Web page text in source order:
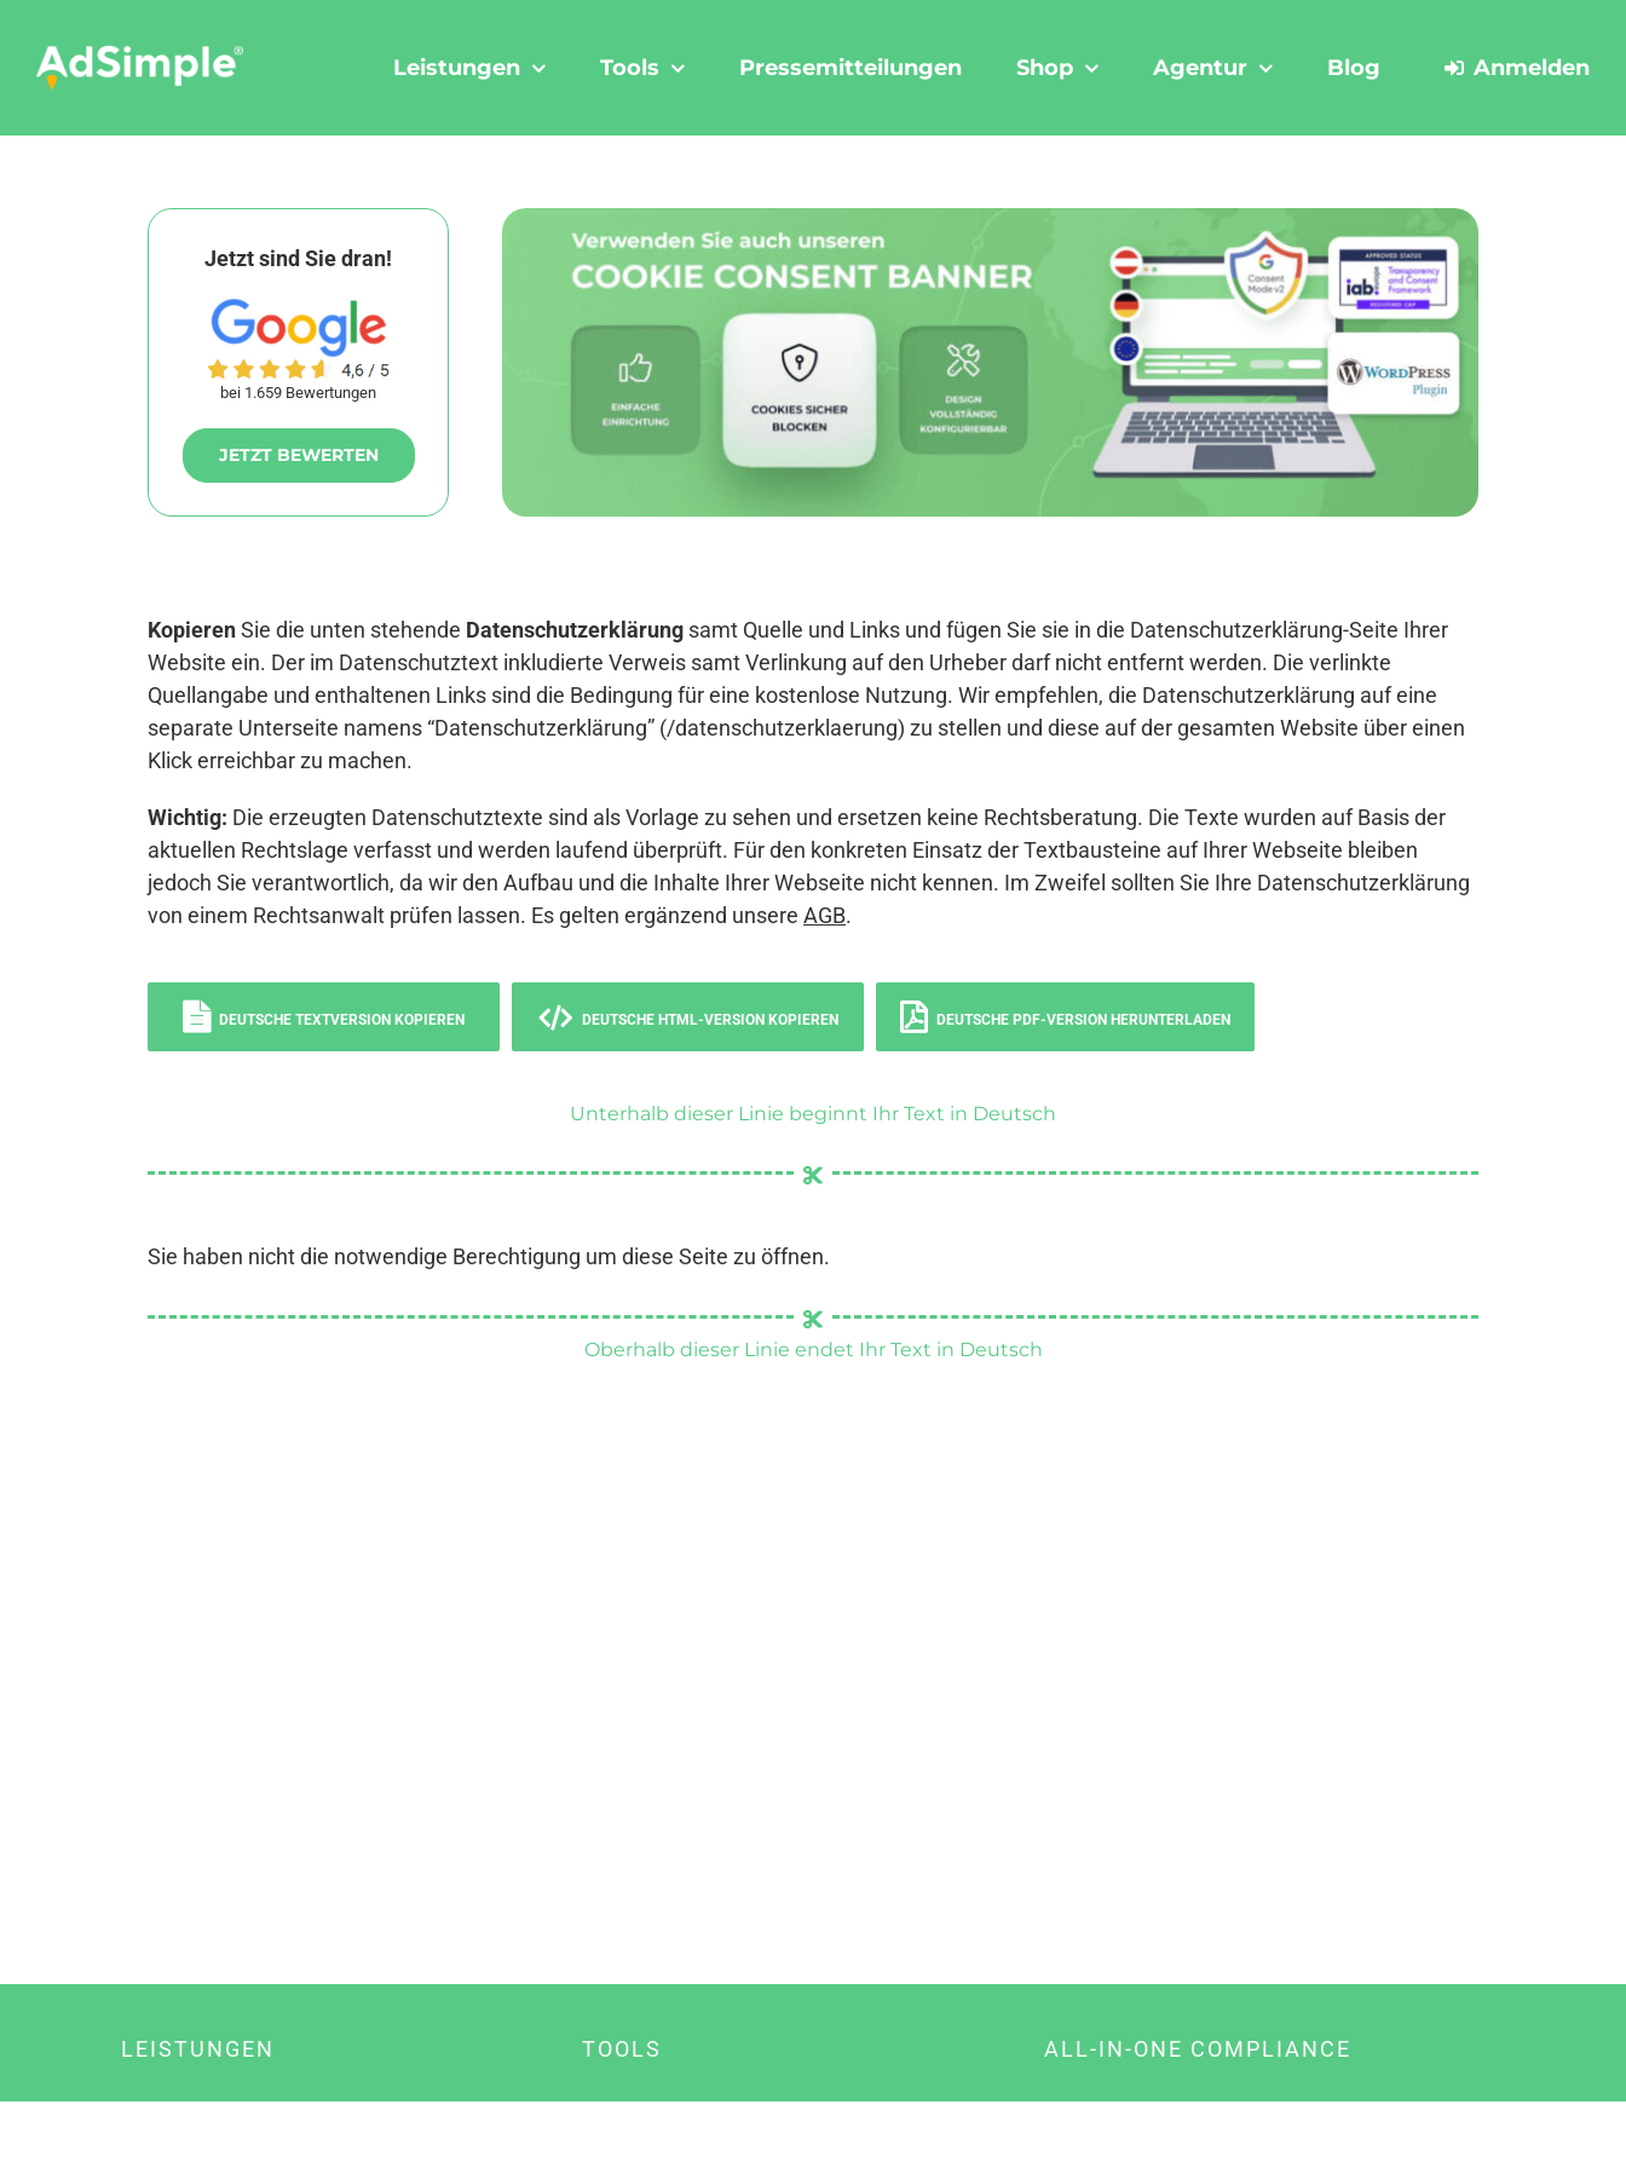
content
Leistungen Tools Pressemitteilungen Shop Agentur Blog Anmelden
Jetzt sind Sie dran!
bei 1.659 Bewertungen
JETZT BEWERTEN
KopierenSie die unten stehende Datenschutzerklärung samt Quelle und Links und fügen Sie sie in die Datenschutzerklärung-Seite Ihrer
Website ein. Der im Datenschutztext inkludierte Verweis samt Verlinkung auf den Urheber darf nicht entfernt werden. Die verlinkte
Quellangabe und enthaltenen Links sind die Bedingung für eine kostenlose Nutzung. Wir empfehlen, die Datenschutzerklärung auf eine
separate Unterseite namens “Datenschutzerklärung” (/datenschutzerklaerung) zu stellen und diese auf der gesamten Website über einen
Klick erreichbar zu machen.
Wichtig: Die erzeugten Datenschutztexte sind als Vorlage zu sehen und ersetzen keine Rechtsberatung. Die Texte wurden auf Basis der
aktuellen Rechtslage verfasst und werden laufend überprüft. Für den konkreten Einsatz der Textbausteine auf Ihrer Webseite bleiben
jedoch Sie verantwortlich, da wir den Aufbau und die Inhalte Ihrer Webseite nicht kennen. Im Zweifel sollten Sie Ihre Datenschutzerklärung
von einem Rechtsanwalt prüfen lassen. Es gelten ergänzend unsere AGB.
DEUTSCHE TEXTVERSION KOPIEREN DEUTSCHE HTML-VERSION KOPIEREN DEUTSCHE PDF-VERSION HERUNTERLADEN
Unterhalb dieser Linie beginnt Ihr Text in Deutsch
Sie haben nicht die notwendige Berechtigung um diese Seite zu öffnen.
Oberhalb dieser Linie endet Ihr Text in Deutsch
LEISTUNGEN TOOLS ALL-IN-ONE COMPLIANCE